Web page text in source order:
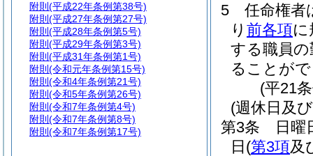
5
任命権者
り 前各項に
する職員
ることが
(平21
(週休日及
第3条
日曜
日 (第3項及
附則 (平成22年条例第38号)
附則 (平成27年条例第27号)
附則 (平成28年条例第5号)
附則 (平成29年条例第3号)
附則 (平成31年条例第1号)
附則 (令和元年条例第15号)
附則 (令和4年条例第21号)
附則 (令和5年条例第26号)
附則 (令和7年条例第4号)
附則 (令和7年条例第8号)
附則 (令和7年条例第17号)